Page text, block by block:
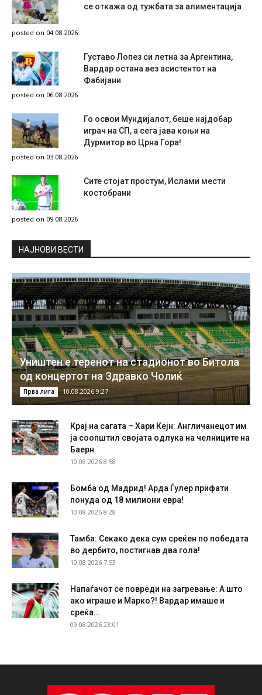
се откажа од тужбата за алиментација
posted on 04.08.2026
Густаво Лопез си летна за Аргентина,
Вардар остана вез асистентот на
Фабијани
posted on 06.08.2026
Го освои Мундијалот, беше најдобар
играч на СП, а сега јава коњи на
Дурмитор во Црна Гора!
posted on 03.08.2026
Сите стојат простум, Ислами мести
костобрани
posted on 09.08.2026
НAЈНОВИ ВЕСТИ
Уништен е теренот на стадионот во Битола
од концертот на Здравко Чолиќ
Прва лига 10.08.2026 9:27
Крај на сагата – Хари Кејн: Англичанецот им
ја соопштил својата одлука на челниците на
Баерн
10.08.2026 8:58
Бомба од Мадрид! Арда Ѓулер прифати
понуда од 18 милиони евра!
10.08.2026 8:28
Тамба: Секако дека сум среќен по победата
во дербито, постигнав два гола!
10.08.2026 7:53
Напаѓачот се повреди на загревање: А што
ако играше и Марко?! Вардар имаше и
среќа…
09.08.2026 23:01